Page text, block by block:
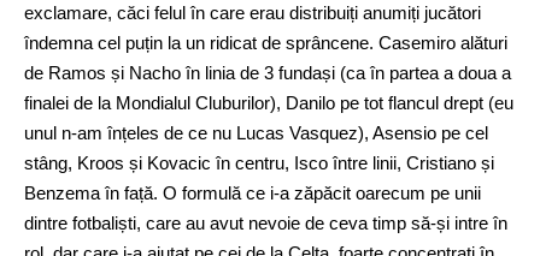
exclamare, căci felul în care erau distribuiți anumiți jucători
îndemna cel puțin la un ridicat de sprâncene. Casemiro alături
de Ramos și Nacho în linia de 3 fundași (ca în partea a doua a
finalei de la Mondialul Cluburilor), Danilo pe tot flancul drept (eu
unul n-am înțeles de ce nu Lucas Vasquez), Asensio pe cel
stâng, Kroos și Kovacic în centru, Isco între linii, Cristiano și
Benzema în față. O formulă ce i-a zăpăcit oarecum pe unii
dintre fotbaliști, care au avut nevoie de ceva timp să-și intre în